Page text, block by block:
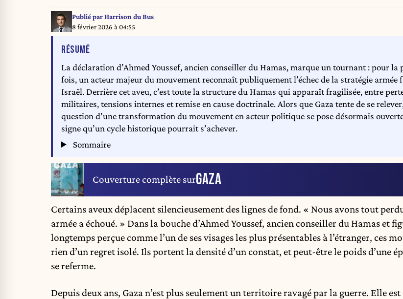
Publié parHarrison du Bus
8 février 2026 à 04:55
RÉSUMÉDE L'ARTICLE
La déclaration d’Ahmed Youssef, ancien conseiller du Hamas, marque un tournant : pour la
fois, un acteur majeur du mouvement reconnaît publiquement l’échec de la stratégie armée
Israël. Derrière cet aveu, c’est toute la structure du Hamas qui apparaît fragilisée, entre
militaires, tensions internes et remise en cause doctrinale. Alors que Gaza tente de se
question d’une transformation du mouvement en acteur politique se pose désormais
signe qu’un cycle historique pourrait s’achever.
Sommaire
Couverture complète surGAZA
Certains aveux déplacent silencieusement des lignes de fond. « Nous avons tout
armée a échoué. » Dans la bouche d’Ahmed Youssef, ancien conseiller du Hamas et
longtemps perçue comme l’un de ses visages les plus présentables à l’étranger, ces
rien d’un regret isolé. Ils portent la densité d’un constat, et peut-être le poids d’une
se referme.
Depuis deux ans, Gaza n’est plus seulement un territoire ravagé par la guerre. Elle est